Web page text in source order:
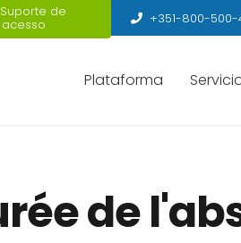
Suporte de
acesso +351-800-500-
Plataforma
de